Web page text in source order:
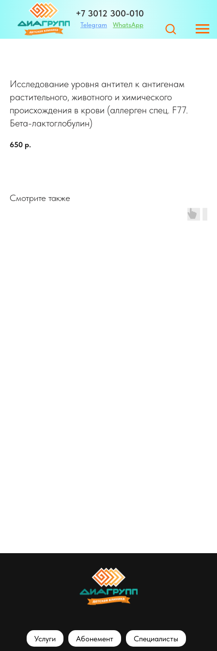
+7 3012 300-010
WhatsApp
Telegram
Исследование уровня антител к антигенам
растительного, животного и химического
происхождения в крови (аллерген спец. F77.
Бета-лактоглобулин)
650 р.
Смотрите также
Услуги Абонемент Специалисты